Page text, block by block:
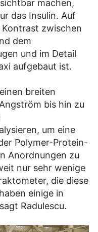
machen,
das Insulin. Auf
Kontrast zwischen
dem
und im Detail
aufgebaut ist.
breiten
bis hin zu
um eine
Polymer-Protein-
Anordnungen zu
nur sehr wenige
die diese
einige in
Radulescu.